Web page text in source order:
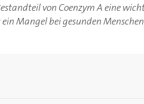
von Coenzym A eine
Mangel bei gesunden